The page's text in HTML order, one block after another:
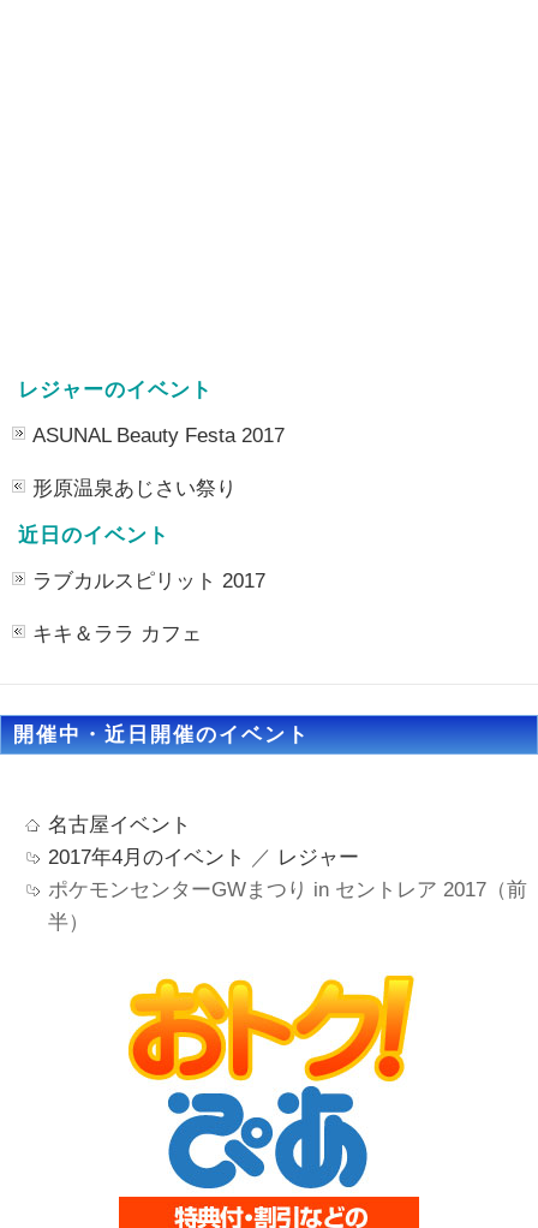
レジャーのイベント
ASUNAL Beauty Festa 2017
形原温泉あじさい祭り
近日のイベント
ラブカルスピリット 2017
キキ＆ララ カフェ
開催中・近日開催のイベント
名古屋イベント
2017年4月のイベント
／ レジャー
ポケモンセンターGWまつり in セントレア 2017（前
半）